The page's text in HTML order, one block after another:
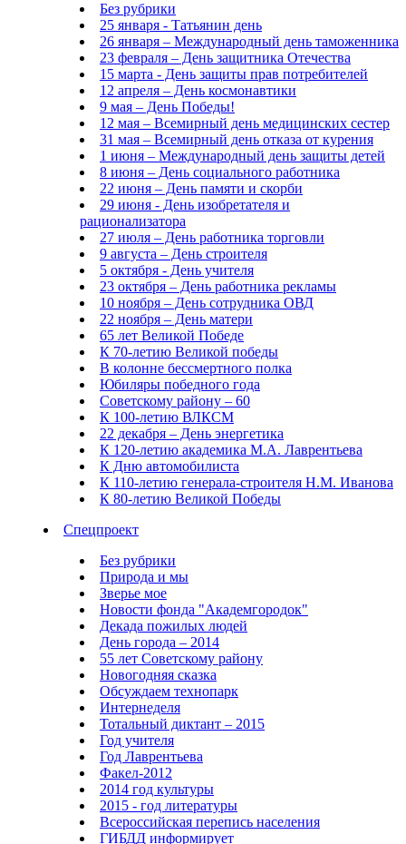
Без рубрики
25 января - Татьянин день
26 января – Международный день таможенника
23 февраля – День защитника Отечества
15 марта - День защиты прав потребителей
12 апреля – День космонавтики
9 мая – День Победы!
12 мая – Всемирный день медицинских сестер
31 мая – Всемирный день отказа от курения
1 июня – Международный день защиты детей
8 июня – День социального работника
22 июня – День памяти и скорби
29 июня - День изобретателя и
рационализатора
27 июля – День работника торговли
9 августа – День строителя
5 октября - День учителя
23 октября – День работника рекламы
10 ноября – День сотрудника ОВД
22 ноября – День матери
65 лет Великой Победе
К 70-летию Великой победы
В колонне бессмертного полка
Юбиляры победного года
Советскому району – 60
К 100-летию ВЛКСМ
22 декабря – День энергетика
К 120-летию академика М.А. Лаврентьева
К Дню автомобилиста
К 110-летию генерала-строителя Н.М. Иванова
К 80-летию Великой Победы
Спецпроект
Без рубрики
Природа и мы
Зверье мое
Новости фонда "Академгородок"
Декада пожилых людей
День города – 2014
55 лет Советскому району
Новогодняя сказка
Обсуждаем технопарк
Интернеделя
Тотальный диктант – 2015
Год учителя
Год Лаврентьева
Факел-2012
2014 год культуры
2015 - год литературы
Всероссийская перепись населения
ГИБДД информирует